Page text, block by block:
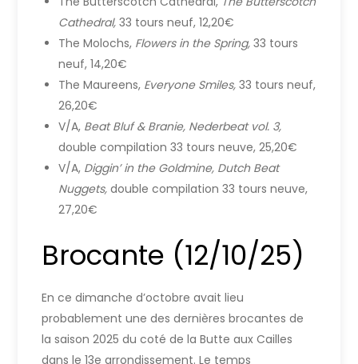
Cathedral,33 tours neuf, 12,20€
The Molochs, Flowers in the Spring,33 tours
neuf, 14,20€
The Maureens, Everyone Smiles,33 tours neuf,
26,20€
V/A, Beat Bluf & Branie, Nederbeat vol. 3,
double compilation 33 tours neuve, 25,20€
V/A, Diggin’ in the Goldmine, Dutch Beat
Nuggets,double compilation 33 tours neuve,
27,20€
Brocante (12/10/25)
En ce dimanche d’octobre avait lieu
probablement une des dernières brocantes de
la saison 2025 du coté de la Butte aux Cailles
dans le 13e arrondissement. Le temps